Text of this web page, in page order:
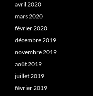
avril 2020
mars 2020
février 2020
décembre 2019
novembre 2019
août 2019
juillet 2019
février 2019